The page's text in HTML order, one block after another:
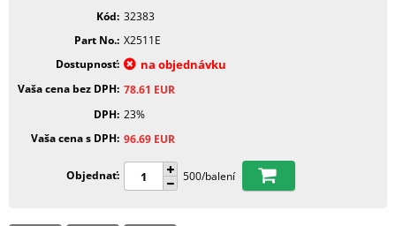
Kód 32383
Part No. X2511E
Dostupnosť
na objednávku
Vaša cena bez DPH 78.61 EUR
DPH 23%
Vaša cena s DPH 96.69 EUR
Objednať 500/balení